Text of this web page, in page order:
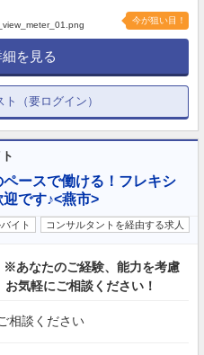
今が狙い目！
を見る
ト（要ログイン）
ペースで働ける！フレキシ
です♪<燕市>
イト コンサルタントを経由する求人
※あなたのご経験、能力を考慮
気軽にご相談ください！
相談ください